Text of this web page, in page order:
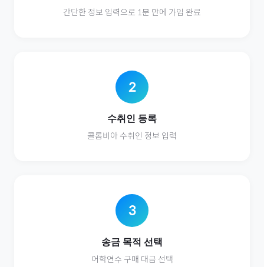
간단한 정보 입력으로 1분 만에 가입 완료
2
수취인 등록
콜롬비아 수취인 정보 입력
3
송금 목적 선택
어학연수 구매 대금 선택